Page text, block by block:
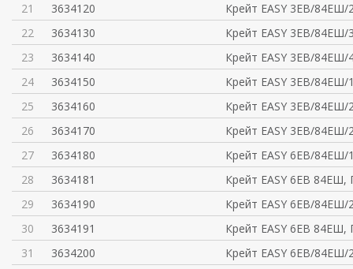
21
3634120
Крейт EASY 3ЕВ/
22
3634130
Крейт EASY 3ЕВ/
23
3634140
Крейт EASY 3ЕВ/
24
3634150
Крейт EASY 3ЕВ/
25
3634160
Крейт EASY 3ЕВ/
26
3634170
Крейт EASY 3ЕВ/
27
3634180
Крейт EASY 6ЕВ/
28
3634181
Крейт EASY 6ЕВ 84ЕШ,
29
3634190
Крейт EASY 6ЕВ/
30
3634191
Крейт EASY 6ЕВ 84ЕШ,
31
3634200
Крейт EASY 6ЕВ/